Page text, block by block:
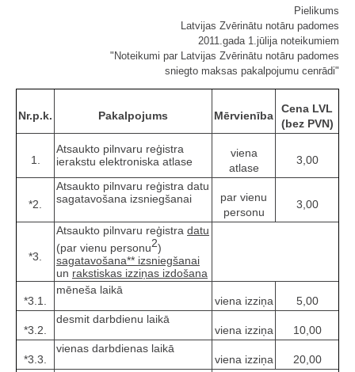
Pielikums
Latvijas Zvērinātu notāru padomes
2011.gada 1.jūlija noteikumiem
"Noteikumi par Latvijas Zvērinātu notāru padomes
sniegto maksas pakalpojumu cenrādi"
Nr.p.k. Pakalpojums Mērvienība
Cena LVL
(bez PVN)
1.
Atsaukto pilnvaru reģistra
ierakstu elektroniska atlase
viena
atlase
3,00
*2.
Atsaukto pilnvaru reģistra datu
sagatavošana izsniegšanai
par vienu
personu
3,00
*3.
Atsaukto pilnvaru reģistra datu
(par vienu personu2)
sagatavošana** izsniegšanai
un rakstiskas izziņas izdošana
*3.1.
mēneša laikā
viena izziņa
5,00
*3.2.
desmit darbdienu laikā
viena izziņa
10,00
*3.3.
vienas darbdienas laikā
viena izziņa
20,00